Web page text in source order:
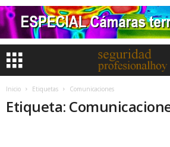
Inicio Etiquetas Comunicaciones
Etiqueta: